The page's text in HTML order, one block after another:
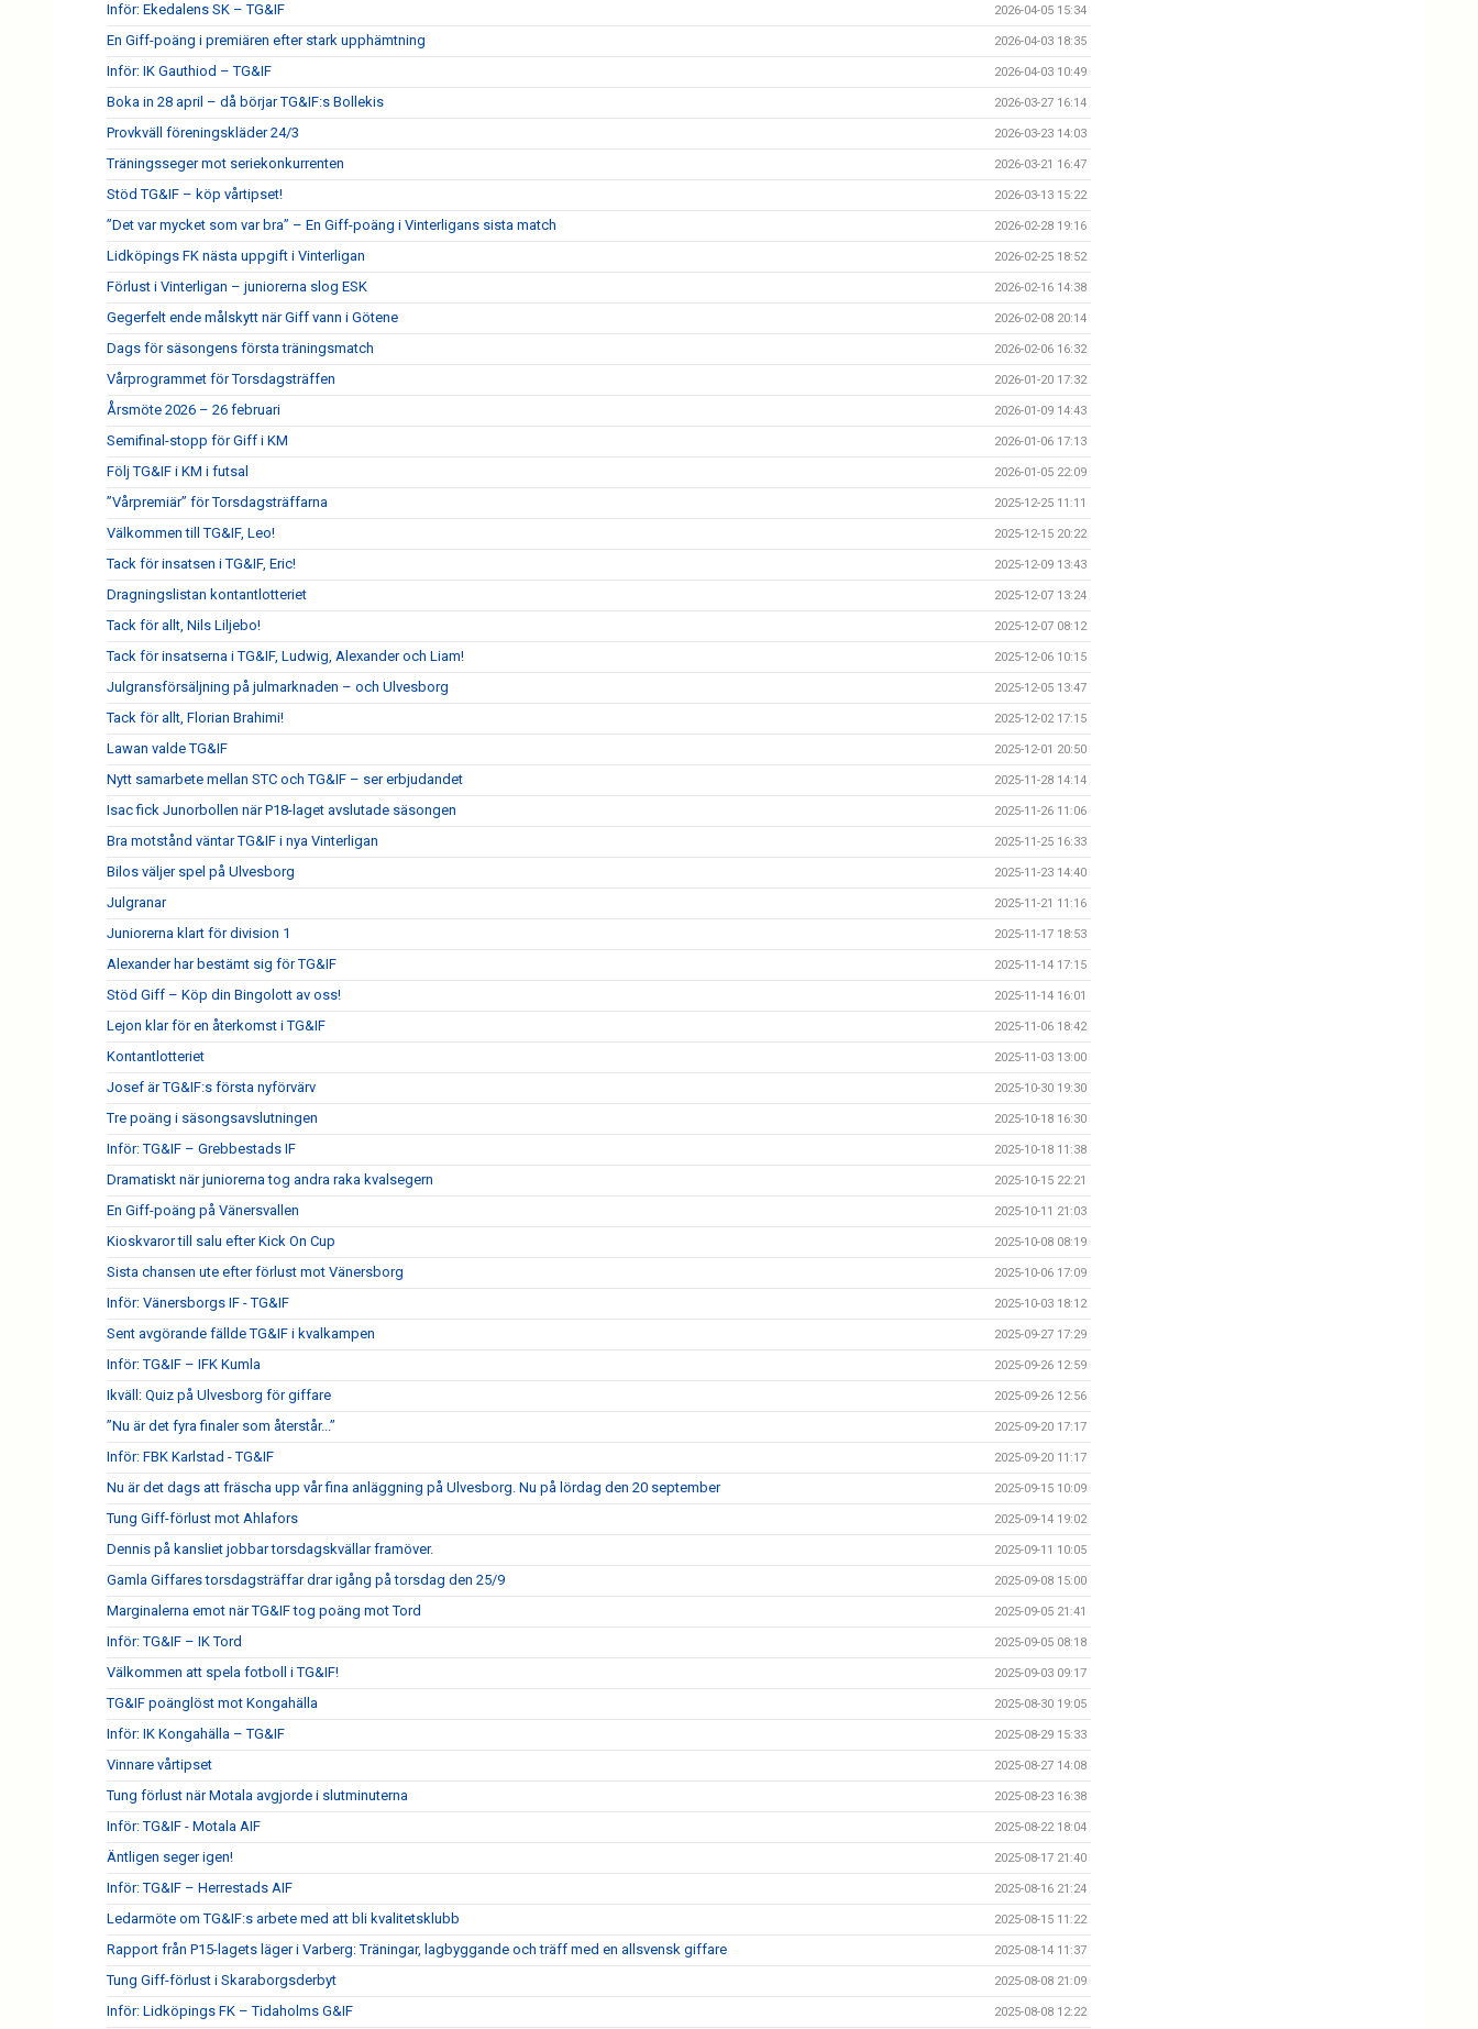
Inför: Ekedalens SK – TG&IF 2026-04-05 15:34
En Giff-poäng i premiären efter stark upphämtning 2026-04-03 18:35
Inför: IK Gauthiod – TG&IF 2026-04-03 10:49
Boka in 28 april – då börjar TG&IF:s Bollekis 2026-03-27 16:14
Provkväll föreningskläder 24/3 2026-03-23 14:03
Träningsseger mot seriekonkurrenten 2026-03-21 16:47
Stöd TG&IF – köp vårtipset! 2026-03-13 15:22
”Det var mycket som var bra” – En Giff-poäng i Vinterligans sista match 2026-02-28 19:16
Lidköpings FK nästa uppgift i Vinterligan 2026-02-25 18:52
Förlust i Vinterligan – juniorerna slog ESK 2026-02-16 14:38
Gegerfelt ende målskytt när Giff vann i Götene 2026-02-08 20:14
Dags för säsongens första träningsmatch 2026-02-06 16:32
Vårprogrammet för Torsdagsträffen 2026-01-20 17:32
Årsmöte 2026 – 26 februari 2026-01-09 14:43
Semifinal-stopp för Giff i KM 2026-01-06 17:13
Följ TG&IF i KM i futsal 2026-01-05 22:09
”Vårpremiär” för Torsdagsträffarna 2025-12-25 11:11
Välkommen till TG&IF, Leo! 2025-12-15 20:22
Tack för insatsen i TG&IF, Eric! 2025-12-09 13:43
Dragningslistan kontantlotteriet 2025-12-07 13:24
Tack för allt, Nils Liljebo! 2025-12-07 08:12
Tack för insatserna i TG&IF, Ludwig, Alexander och Liam! 2025-12-06 10:15
Julgransförsäljning på julmarknaden – och Ulvesborg 2025-12-05 13:47
Tack för allt, Florian Brahimi! 2025-12-02 17:15
Lawan valde TG&IF 2025-12-01 20:50
Nytt samarbete mellan STC och TG&IF – ser erbjudandet 2025-11-28 14:14
Isac fick Junorbollen när P18-laget avslutade säsongen 2025-11-26 11:06
Bra motstånd väntar TG&IF i nya Vinterligan 2025-11-25 16:33
Bilos väljer spel på Ulvesborg 2025-11-23 14:40
Julgranar 2025-11-21 11:16
Juniorerna klart för division 1 2025-11-17 18:53
Alexander har bestämt sig för TG&IF 2025-11-14 17:15
Stöd Giff – Köp din Bingolott av oss! 2025-11-14 16:01
Lejon klar för en återkomst i TG&IF 2025-11-06 18:42
Kontantlotteriet 2025-11-03 13:00
Josef är TG&IF:s första nyförvärv 2025-10-30 19:30
Tre poäng i säsongsavslutningen 2025-10-18 16:30
Inför: TG&IF – Grebbestads IF 2025-10-18 11:38
Dramatiskt när juniorerna tog andra raka kvalsegern 2025-10-15 22:21
En Giff-poäng på Vänersvallen 2025-10-11 21:03
Kioskvaror till salu efter Kick On Cup 2025-10-08 08:19
Sista chansen ute efter förlust mot Vänersborg 2025-10-06 17:09
Inför: Vänersborgs IF - TG&IF 2025-10-03 18:12
Sent avgörande fällde TG&IF i kvalkampen 2025-09-27 17:29
Inför: TG&IF – IFK Kumla 2025-09-26 12:59
Ikväll: Quiz på Ulvesborg för giffare 2025-09-26 12:56
”Nu är det fyra finaler som återstår...” 2025-09-20 17:17
Inför: FBK Karlstad - TG&IF 2025-09-20 11:17
Nu är det dags att fräscha upp vår fina anläggning på Ulvesborg. Nu på lördag den 20 september 2025-09-15 10:09
Tung Giff-förlust mot Ahlafors 2025-09-14 19:02
Dennis på kansliet jobbar torsdagskvällar framöver. 2025-09-11 10:05
Gamla Giffares torsdagsträffar drar igång på torsdag den 25/9 2025-09-08 15:00
Marginalerna emot när TG&IF tog poäng mot Tord 2025-09-05 21:41
Inför: TG&IF – IK Tord 2025-09-05 08:18
Välkommen att spela fotboll i TG&IF! 2025-09-03 09:17
TG&IF poänglöst mot Kongahälla 2025-08-30 19:05
Inför: IK Kongahälla – TG&IF 2025-08-29 15:33
Vinnare vårtipset 2025-08-27 14:08
Tung förlust när Motala avgjorde i slutminuterna 2025-08-23 16:38
Inför: TG&IF - Motala AIF 2025-08-22 18:04
Äntligen seger igen! 2025-08-17 21:40
Inför: TG&IF – Herrestads AIF 2025-08-16 21:24
Ledarmöte om TG&IF:s arbete med att bli kvalitetsklubb 2025-08-15 11:22
Rapport från P15-lagets läger i Varberg: Träningar, lagbyggande och träff med en allsvensk giffare 2025-08-14 11:37
Tung Giff-förlust i Skaraborgsderbyt 2025-08-08 21:09
Inför: Lidköpings FK – Tidaholms G&IF 2025-08-08 12:22